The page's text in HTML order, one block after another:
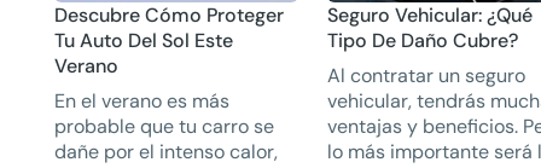
Descubre Cómo Proteger
Tu Auto Del Sol Este
Verano
En el verano es más
probable que tu carro se
dañe por el intenso calor,
Seguro Vehicular: ¿Qué
Tipo De Daño Cubre?
Al contratar un seguro
vehicular, tendrás
ventajas y beneficios.
lo más importante será